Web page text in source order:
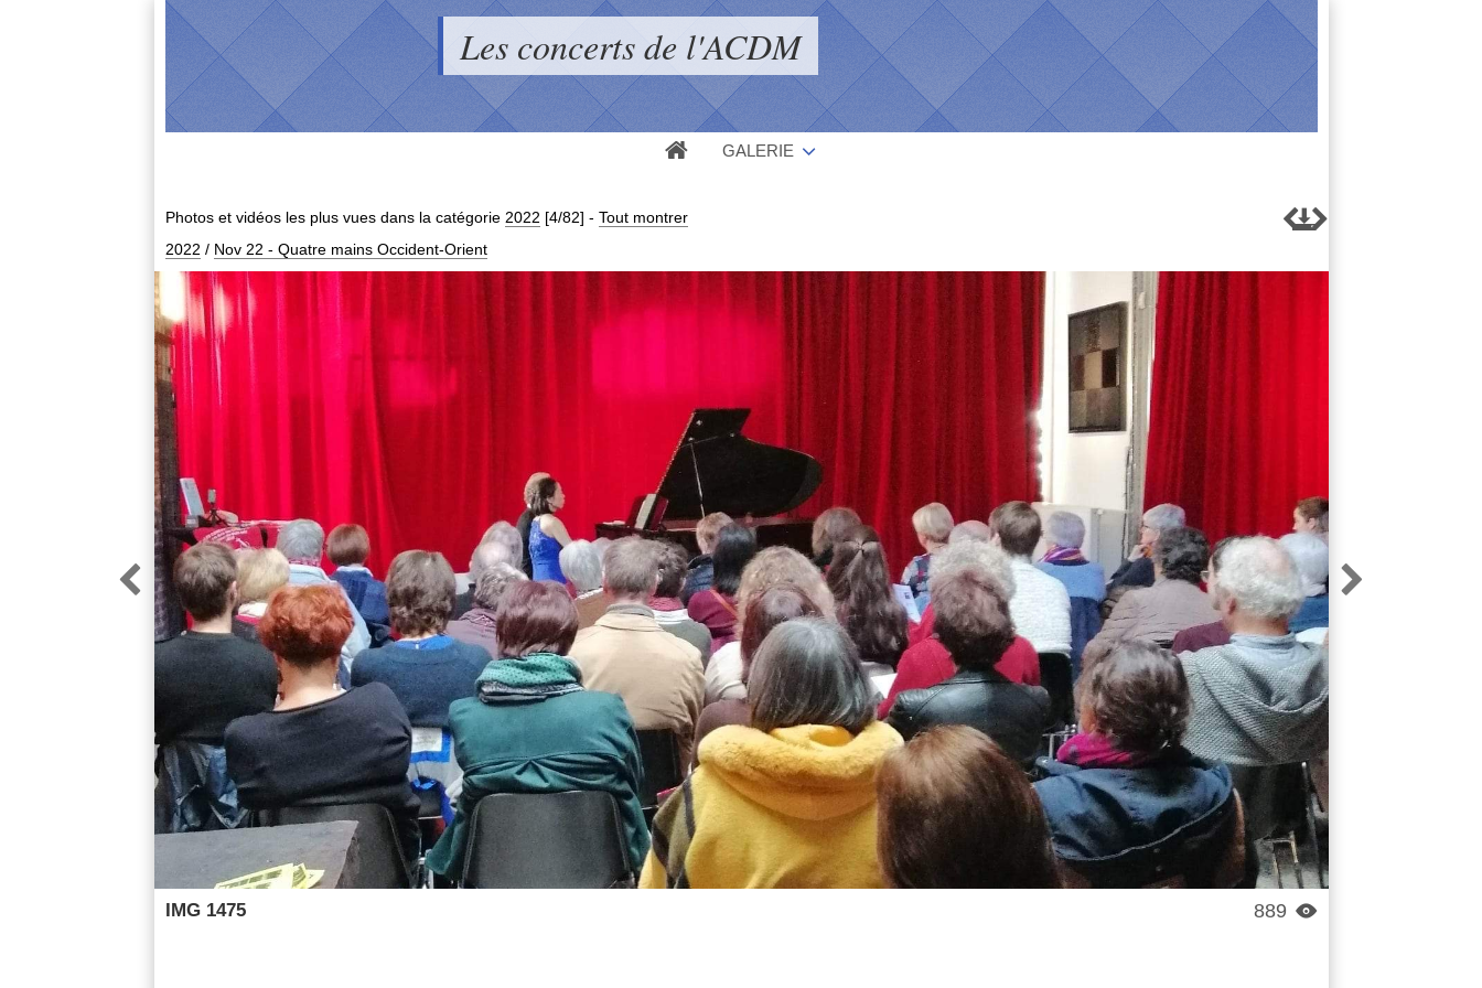
Les concerts de l'ACDM
GALERIE
Photos et vidéos les plus vues dans la catégorie 2022 [4/82] - Tout montrer
2022 / Nov 22 - Quatre mains Occident-Orient

 
889 
IMG 1475